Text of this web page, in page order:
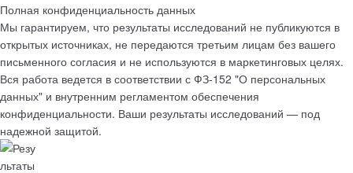
Полная конфиденциальность данных
Мы гарантируем, что результаты исследований не публикуются в
открытых источниках, не передаются третьим лицам без вашего
письменного согласия и не используются в маркетинговых целях.
Вся работа ведется в соответствии с ФЗ-152 "О персональных
данных" и внутренним регламентом обеспечения
конфиденциальности. Ваши результаты исследований — под
надежной защитой.